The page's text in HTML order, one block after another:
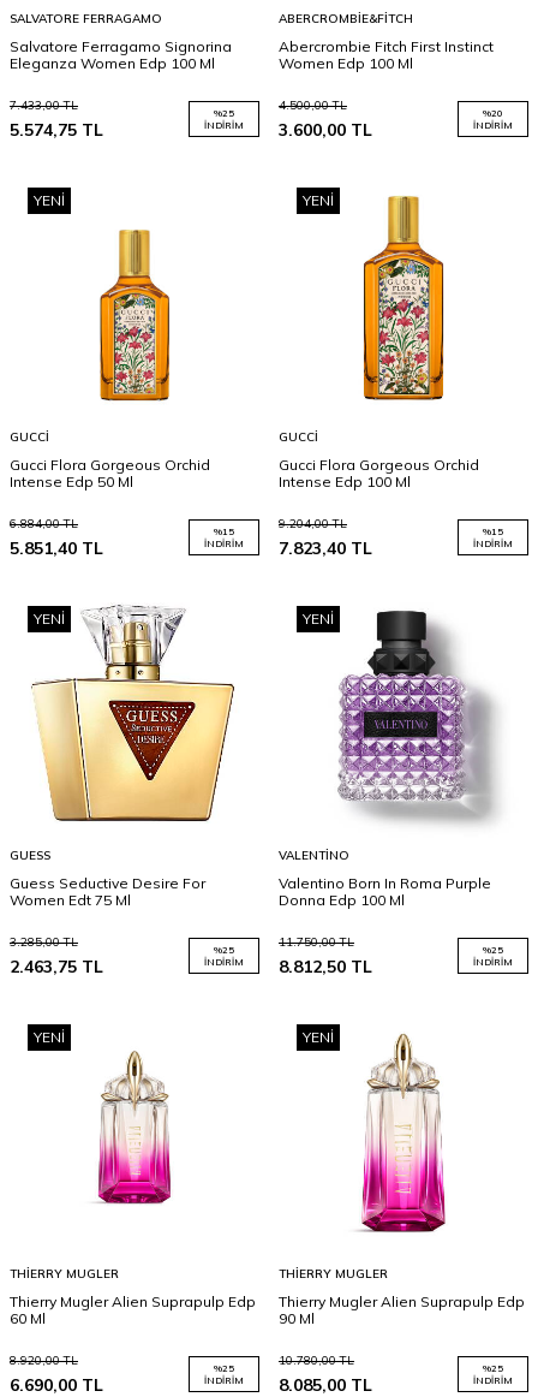
SALVATORE FERRAGAMO
Salvatore Ferragamo Signorina
Eleganza Women Edp 100 Ml
7.433,00TL
5.574,75 TL
%25
İNDIRIM
ABERCROMBIE&FITCH
Abercrombie Fitch First Instinct
Women Edp 100 Ml
4.500,00TL
3.600,00 TL
%20
İNDIRIM
YENI
GUCCI
Gucci Flora Gorgeous Orchid
Intense Edp 50 Ml
6.884,00TL
5.851,40 TL
%15
İNDIRIM
YENI
GUCCI
Gucci Flora Gorgeous Orchid
Intense Edp 100 Ml
9.204,00TL
7.823,40 TL
%15
İNDIRIM
YENI
GUESS
Guess Seductive Desire For
Women Edt 75 Ml
3.285,00TL
2.463,75 TL
%25
İNDIRIM
YENI
VALENTINO
Valentino Born In Roma Purple
Donna Edp 100 Ml
11.750,00TL
8.812,50 TL
%25
İNDIRIM
YENI
THIERRY MUGLER
Thierry Mugler Alien Suprapulp Edp
60 Ml
8.920,00TL
6.690,00 TL
%25
İNDIRIM
YENI
THIERRY MUGLER
Thierry Mugler Alien Suprapulp Edp
90 Ml
10.780,00TL
8.085,00 TL
%25
İNDIRIM